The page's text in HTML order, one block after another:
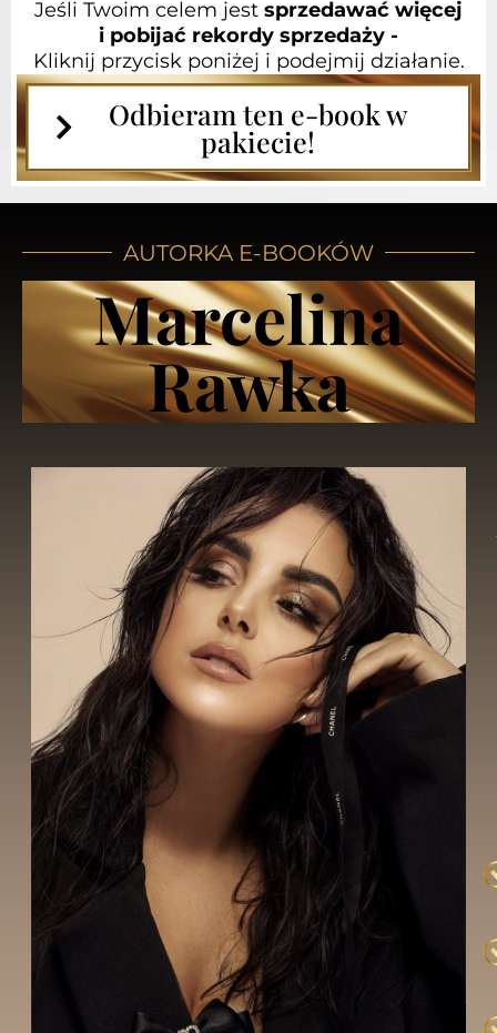
Jeśli Twoim celem jest sprzedawać więcej
i pobijać rekordy sprzedaży -
Kliknij przycisk poniżej i podejmij działanie.
Odbieram ten e-book w
pakiecie!
AUTORKA E-BOOKÓW
Marcelina
Rawka